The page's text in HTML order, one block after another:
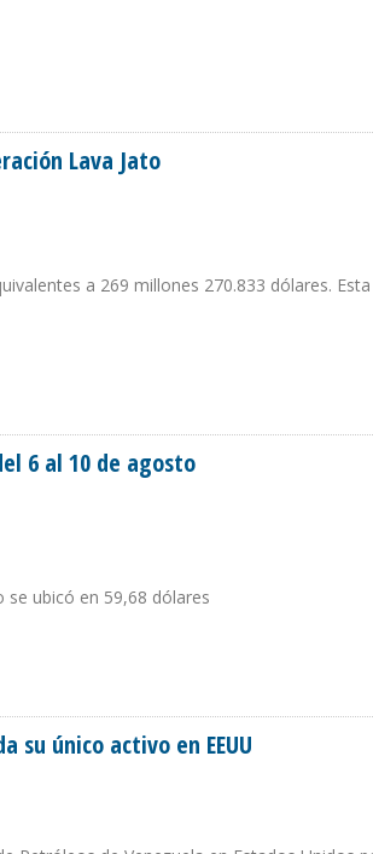
Lava Jato
a 269 millones 270.833 dólares.
6 al 10 de agosto
ubicó en 59,68 dólares
su único activo en EEUU